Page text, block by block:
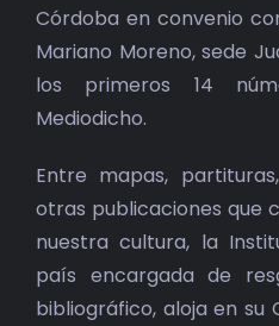
Córdoba en convenio
Mariano Moreno, sede
los primeros 14
Mediodicho.
Entre mapas,
otras publicaciones que
nuestra cultura, la
país encargada de
bibliográfico, aloja en su